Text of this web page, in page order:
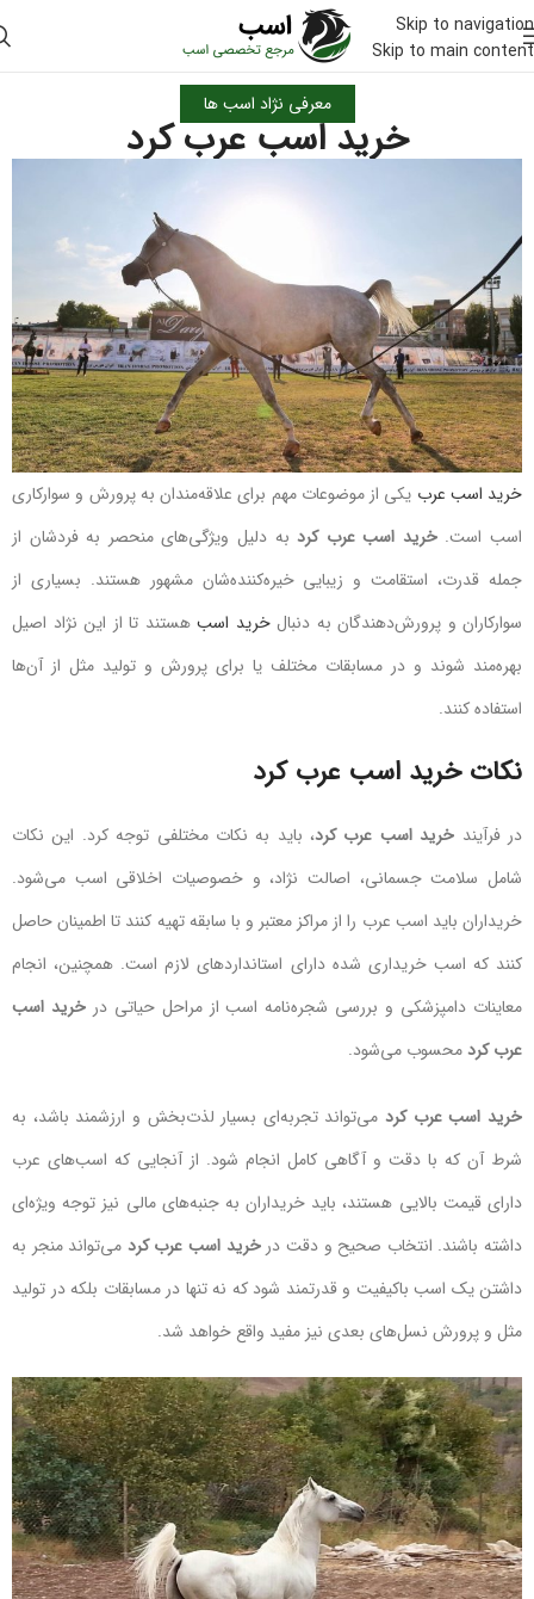
Skip to navigation
Skip to main content
معرفی نژاد اسب ها
خرید اسب عرب کرد
خرید اسب عرب یکی از موضوعات مهم برای علاقه‌مندان به پرورش و سوارکاری
اسب است. خرید اسب عرب کردبه دلیل ویژگی‌های منحصر به فردشان از
جمله قدرت، استقامت و زیبایی خیره‌کننده‌شان مشهور هستند. بسیاری از
سوارکاران و پرورش‌دهندگان به دنبالخرید اسب هستند تا از این نژاد اصیل
بهره‌مند شوند و در مسابقات مختلف یا برای پرورش و تولید مثل از آن‌ها
استفاده کنند.
نکات خرید اسب عرب کرد
در فرآیند خرید اسب عرب کرد، باید به نکات مختلفی توجه کرد. این نکات
شامل سلامت جسمانی، اصالت نژاد، و خصوصیات اخلاقی اسب می‌شود.
خریداران باید اسب عرب را از مراکز معتبر و با سابقه تهیه کنند تا اطمینان حاصل
کنند که اسب خریداری شده دارای استانداردهای لازم است. همچنین، انجام
معاینات دامپزشکی و بررسی شجره‌نامه اسب از مراحل حیاتی درخرید اسب
عرب کردمحسوب می‌شود.
خرید اسب عرب کردمی‌تواند تجربه‌ای بسیار لذت‌بخش و ارزشمند باشد، به
شرط آن که با دقت و آگاهی کامل انجام شود. از آنجایی که اسب‌های عرب
دارای قیمت بالایی هستند، باید خریداران به جنبه‌های مالی نیز توجه ویژه‌ای
داشته باشند. انتخاب صحیح و دقت درخرید اسب عرب کرد می‌تواند منجر به
داشتن یک اسب باکیفیت و قدرتمند شود که نه تنها در مسابقات بلکه در تولید
مثل و پرورش نسل‌های بعدی نیز مفید واقع خواهد شد.